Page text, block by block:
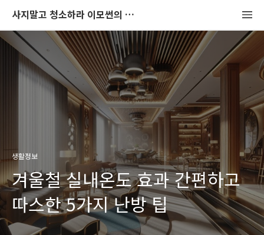
사지말고 청소하라 이모썬의 청소법
생활정보
겨울철 실내온도 효과 간편하고
따스한 5가지 난방 팁